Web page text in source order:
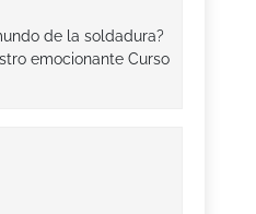
de la soldadura?
emocionante Curso